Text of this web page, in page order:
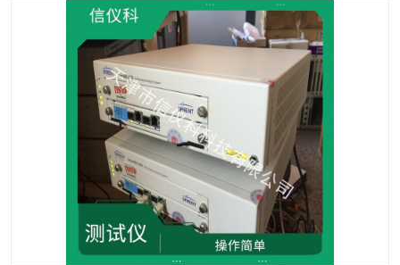
思博伦Spirent C100 思博伦Spirent N4U
思博伦Spirent N11U 思博伦Spirent SPT-2U
思博伦600B 思博伦SPT-2000A-HS
思博伦Spirent SPT-3U 思博伦TestCenter
发包仪IXIA XGS2 思博伦Spirent SPT-9000A